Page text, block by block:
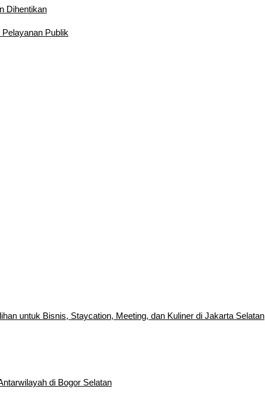
Dihentikan
Publik
untuk Bisnis, Staycation, Meeting, dan Kuliner di Jakarta Selatan
di Bogor Selatan